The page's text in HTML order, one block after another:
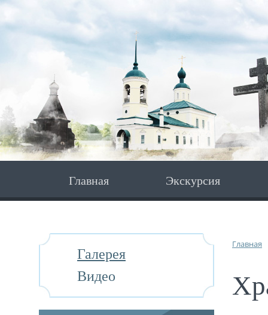
Главная Экскурсия
Галерея
Видео
Главная